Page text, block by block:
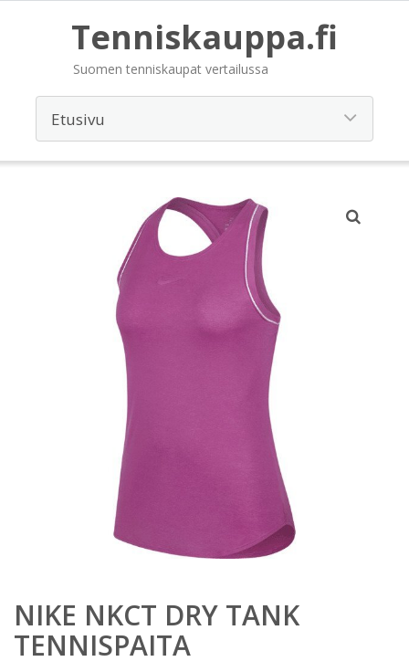
Tenniskauppa.fi
Suomen tenniskaupat vertailussa
NIKE NKCT DRY TANK
TENNISPAITA